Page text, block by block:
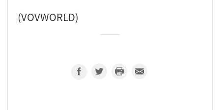
(VOVWORLD)